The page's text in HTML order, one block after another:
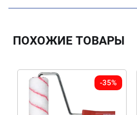
ПОХОЖИЕ ТОВАРЫ
-35%